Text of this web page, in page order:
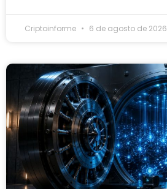
Criptoinforme 6 de agosto de 2026